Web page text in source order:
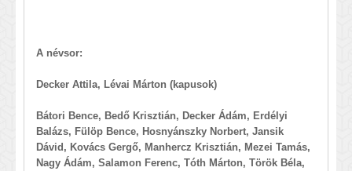
A névsor:
Decker Attila, Lévai Márton (kapusok)
Bátori Bence, Bedő Krisztián, Decker Ádám, Erdélyi
Balázs, Fülöp Bence, Hosnyánszky Norbert, Jansik
Dávid, Kovács Gergő, Manhercz Krisztián, Mezei Tamás,
Nagy Ádám, Salamon Ferenc, Tóth Márton, Török Béla,